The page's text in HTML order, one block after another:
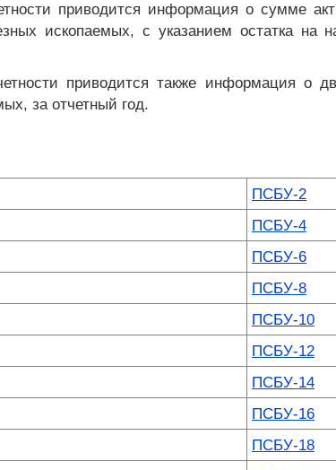
приводится информация о сумме
ископаемых, с указанием остатка на
приводится также информация о
за отчетный год.
ПСБУ-2
ПСБУ-4
ПСБУ-6
ПСБУ-8
ПСБУ-10
ПСБУ-12
ПСБУ-14
ПСБУ-16
ПСБУ-18